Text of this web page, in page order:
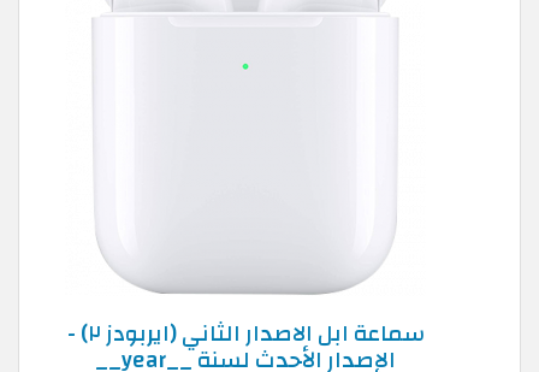
سماعة ابل الاصدار الثاني (ايربودز ٢) -
الإصدار الأحدث لسنة __year__